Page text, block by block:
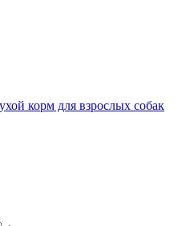
корм для взрослых собак